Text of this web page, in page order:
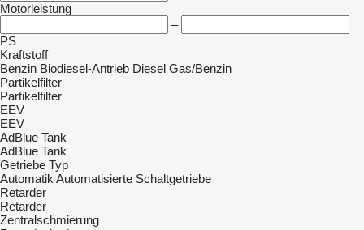
Motorleistung
–
PS
Kraftstoff
Benzin Biodiesel-Antrieb Diesel Gas/Benzin
Partikelfilter
Partikelfilter
EEV
EEV
AdBlue Tank
AdBlue Tank
Getriebe Typ
Automatik Automatisierte Schaltgetriebe
Retarder
Retarder
Zentralschmierung